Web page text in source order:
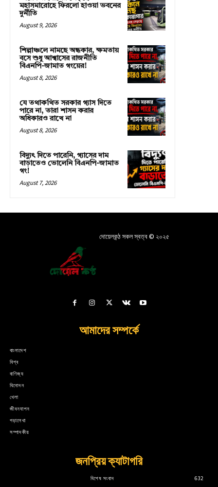
মহাসমারোহে ফিরলো হাওয়া ভবনের
দুর্নীতি
August 9, 2026
শিল্পাঞ্চলে নামছে অন্ধকার, ক্ষমতায়
বসে শুধু আশ্বাসের রাজনীতি
বিএনপি-জামাত গংয়ের!
August 8, 2026
যে তথাকথিত সরকার গ্যাস দিতে
পারে না, তারা শাসন করার
অধিকারও রাখে না
August 8, 2026
বিদ্যুৎ দিতে পারেনি, গ্যাসের দাম
বাড়াতেও ভোলেনি বিএনপি-জামাত
গং!
August 7, 2026
দোয়েলকন্ঠ সকল স্বত্ব © ২০২৫
আমাদের সম্পর্কে
বাংলাদেশ
বিশ্ব
বাণিজ্য
বিনোদন
খেলা
জীবনযাপন
পড়ালেখা
সম্পাদকীয়
জনপ্রিয় ক্যাটাগরি
বিশেষ সংবাদ
632